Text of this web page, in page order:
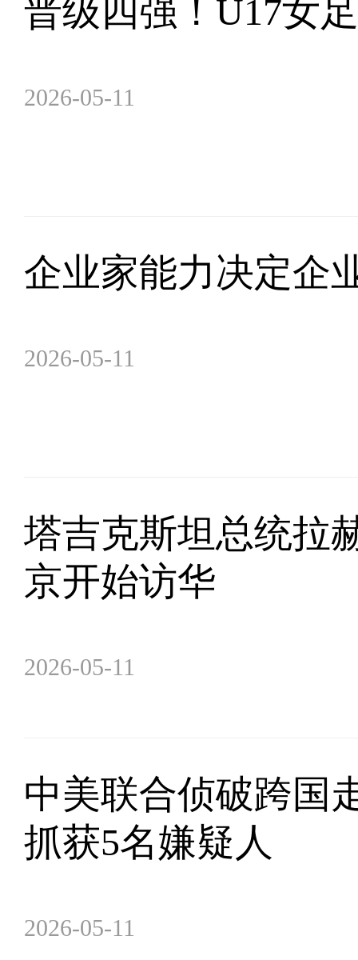
晋级四强！U17女
2026-05-11
企业家能力决定企
2026-05-11
塔吉克斯坦总统拉
京开始访华
2026-05-11
中美联合侦破跨国
抓获5名嫌疑人
2026-05-11